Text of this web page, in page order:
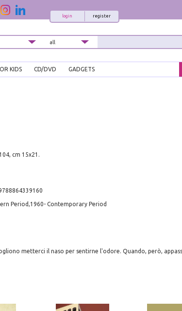
register
login
KIDS CD/DVD GADGETS
cm 15x21.
Period,1960- Contemporary Period
metterci il naso per sentirne l'odore. Quando, però,